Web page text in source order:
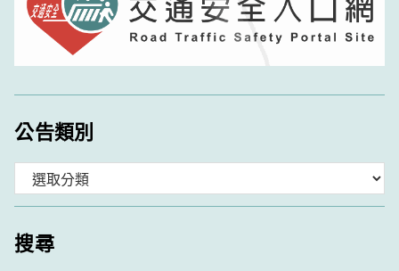
公告類別
類
搜尋